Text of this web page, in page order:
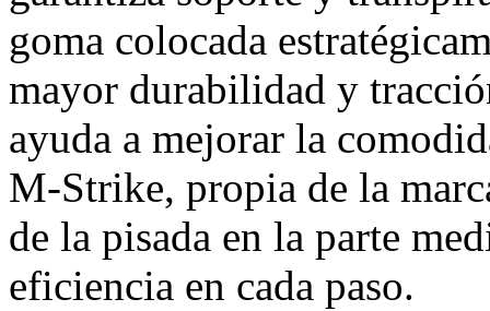
goma colocada
mayor durabilidad y
ayuda a mejorar la
M-Strike, propia de la
de la pisada en la parte
eficiencia en cada paso.